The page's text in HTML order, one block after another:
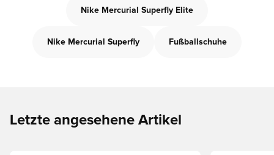
Nike Mercurial Superfly Elite
Nike Mercurial Superfly Fußballschuhe
Letzte angesehene Artikel